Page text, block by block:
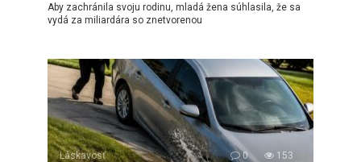
Aby zachránila svoju rodinu, mladá žena súhlasila, že sa
vydá za miliardára so znetvorenou
Láskavosť 0 153